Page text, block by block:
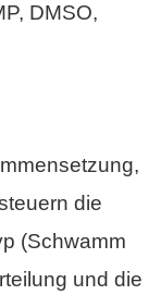
DMSO,
die
(Schwamm
und die